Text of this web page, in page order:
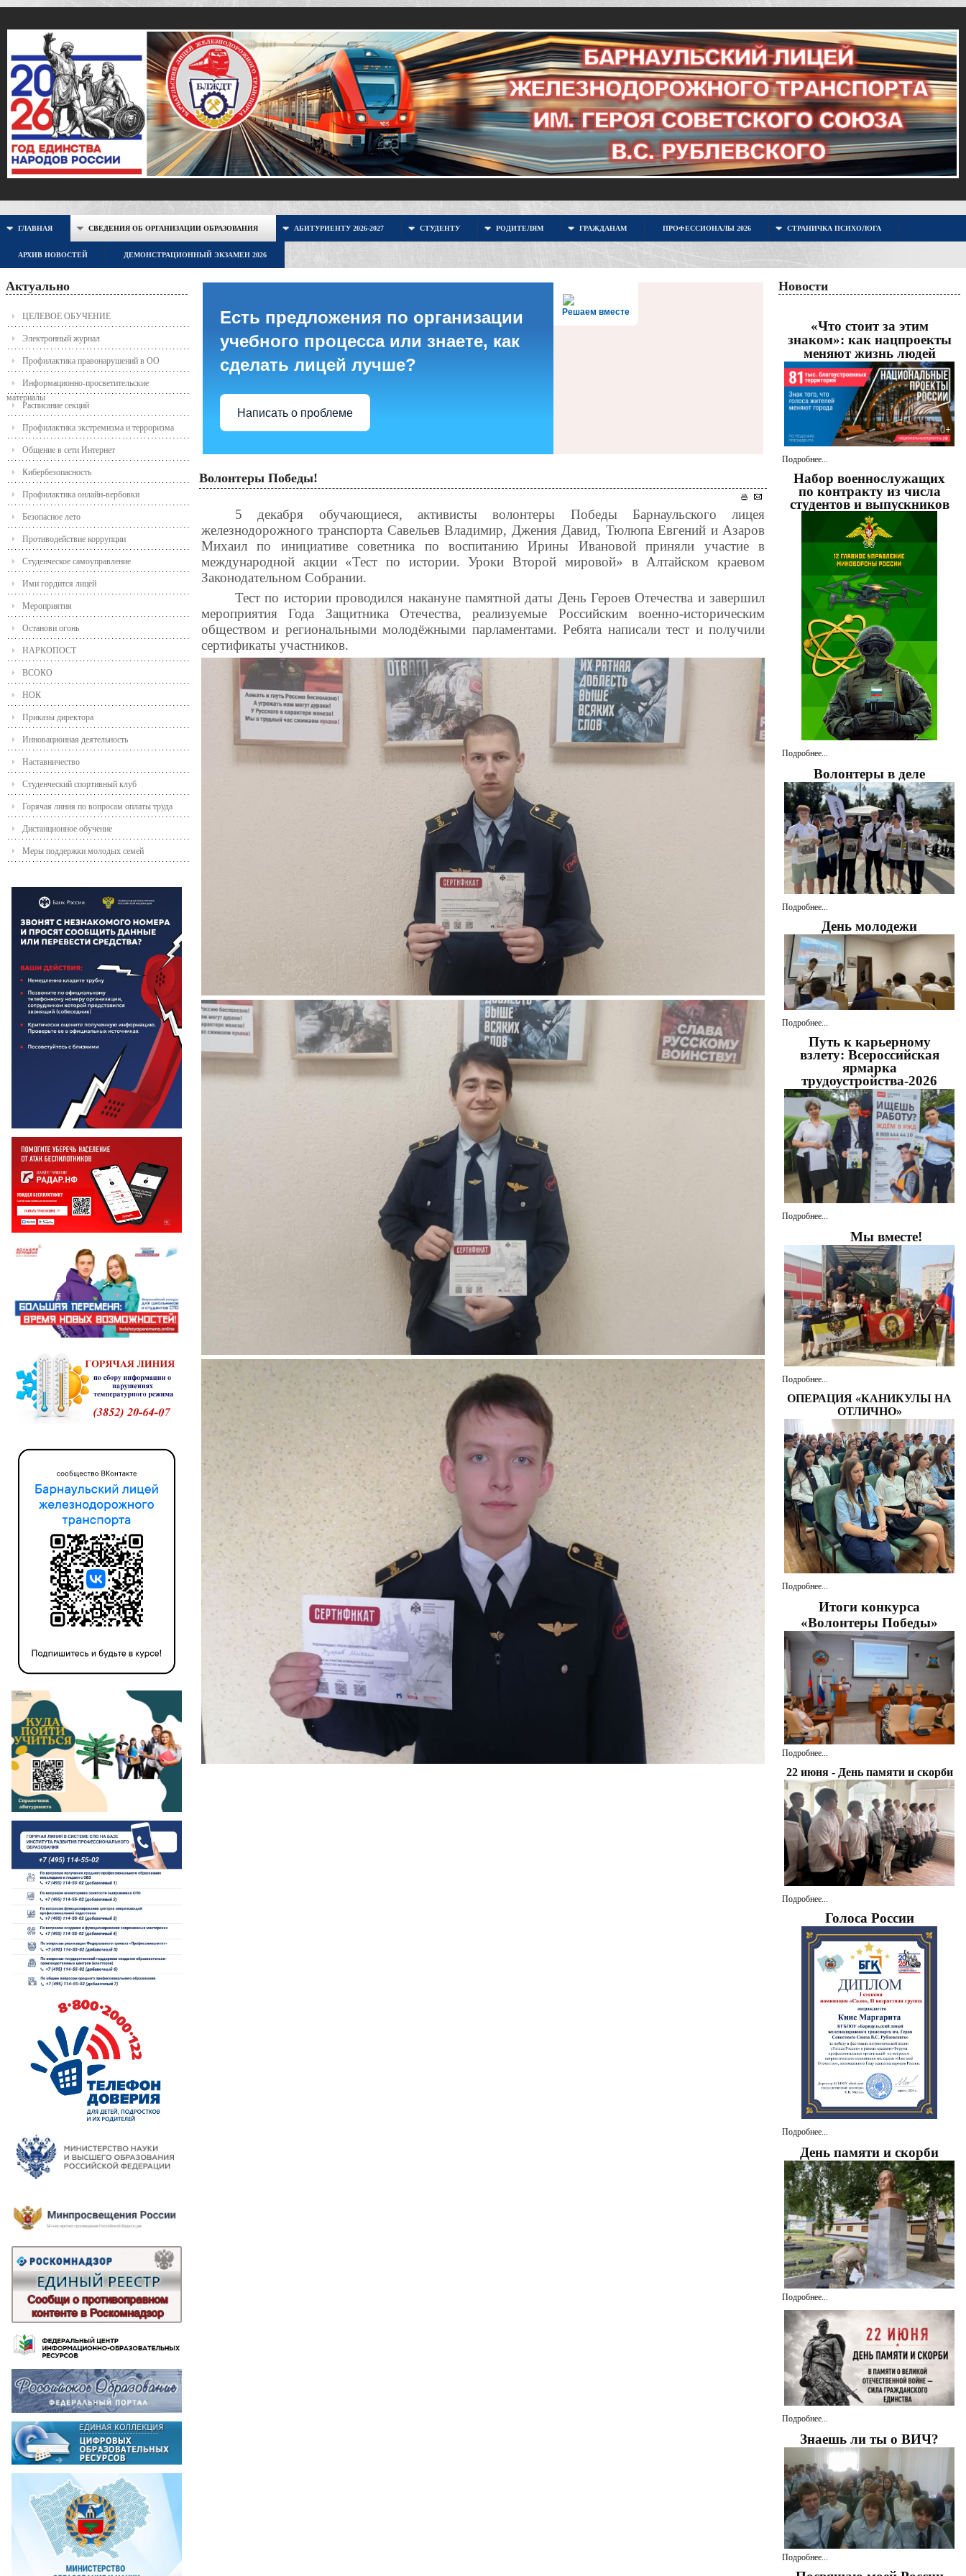
ГЛАВНАЯ СВЕДЕНИЯ ОБ ОРГАНИЗАЦИИ ОБРАЗОВАНИЯ АБИТУРИЕНТУ 2026-2027 СТУДЕНТУ РОДИТЕЛЯМ ГРАЖДАНАМ ПРОФЕССИОНАЛЫ 2026 СТРАНИЧКА ПСИХОЛОГА
АРХИВ НОВОСТЕЙ ДЕМОНСТРАЦИОННЫЙ ЭКЗАМЕН 2026
Актуально
ЦЕЛЕВОЕ ОБУЧЕНИЕ
Электронный журнал
Профилактика правонарушений в ОО
Информационно-просветительские
материалы
Расписание секций
Профилактика экстремизма и терроризма
Общение в сети Интернет
Кибербезопасность
Профилактика онлайн-вербовки
Безопасное лето
Противодействие коррупции
Студенческое самоуправление
Ими гордится лицей
Мероприятия
Останови огонь
НАРКОПОСТ
ВСОКО
НОК
Приказы директора
Инновационная деятельность
Наставничество
Студенческий спортивный клуб
Горячая линия по вопросам оплаты труда
Дистанционное обучение
Меры поддержки молодых семей
Решаем вместе
Есть предложения по организации
учебного процесса или знаете, как
сделать лицей лучше?
Написать о проблеме
Волонтеры Победы!
5 декабря обучающиеся, активисты волонтеры Победы Барнаульского лицея
железнодорожного транспорта Савельев Владимир, Джения Давид, Тюлюпа Евгений и Азаров
Михаил по инициативе советника по воспитанию Ирины Ивановой приняли участие в
международной акции «Тест по истории. Уроки Второй мировой» в Алтайском краевом
Законодательном Собрании.
Тест по истории проводился накануне памятной даты День Героев Отечества и завершил
мероприятия Года Защитника Отечества, реализуемые Российским военно-историческим
обществом и региональными молодёжными парламентами. Ребята написали тест и получили
сертификаты участников.
Новости
«Что стоит за этим
знаком»: как нацпроекты
меняют жизнь людей
Подробнее...
Набор военнослужащих
по контракту из числа
студентов и выпускников
Подробнее...
Волонтеры в деле
Подробнее...
День молодежи
Подробнее...
Путь к карьерному
взлету: Всероссийская
ярмарка
трудоустройства-2026
Подробнее...
Мы вместе!
Подробнее...
ОПЕРАЦИЯ «КАНИКУЛЫ НА
ОТЛИЧНО»
Подробнее...
Итоги конкурса
«Волонтеры Победы»
Подробнее...
22 июня - День памяти и скорби
Подробнее...
Голоса России
Подробнее...
День памяти и скорби
Подробнее...
Подробнее...
Знаешь ли ты о ВИЧ?
Подробнее...